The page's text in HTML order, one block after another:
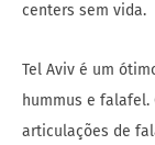
centers sem vida.
Tel Aviv é um
hummus e falafel.
articulações de